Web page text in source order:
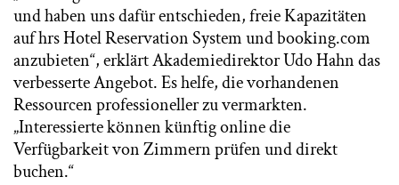
und haben uns dafür entschieden, freie Kapazitäten
auf hrs Hotel Reservation System und booking.com
anzubieten“, erklärt Akademiedirektor Udo Hahn das
verbesserte Angebot. Es helfe, die vorhandenen
Ressourcen professioneller zu vermarkten.
„Interessierte können künftig online die
Verfügbarkeit von Zimmern prüfen und direkt
buchen.“